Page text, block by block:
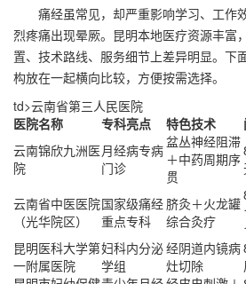
痛经虽常见，却严重影响学习、工作
烈疼痛出现晕厥。昆明本地医疗资源丰富
置、技术路线、服务细节上差异明显。下
构放在一起横向比较，方便按需选择。
td>云南省第三人民医院
医院名称
专科亮点 特色技术
云南锦欣九洲医
院
月经病专病
门诊
盆丛神经阻滞
＋中药周期序
贯
云南省中医医院
（光华院区）
国家级痛经
重点专科
脐灸＋火龙罐
综合灸疗
昆明医科大学第
一附属医院
妇科内分泌
学组
经阴道内镜病
灶切除